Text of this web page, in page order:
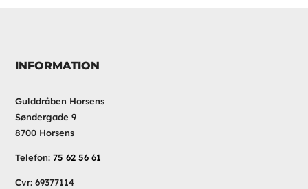
INFORMATION
Gulddråben Horsens
Søndergade 9
8700 Horsens
Telefon:75 62 56 61
Cvr: 69377114